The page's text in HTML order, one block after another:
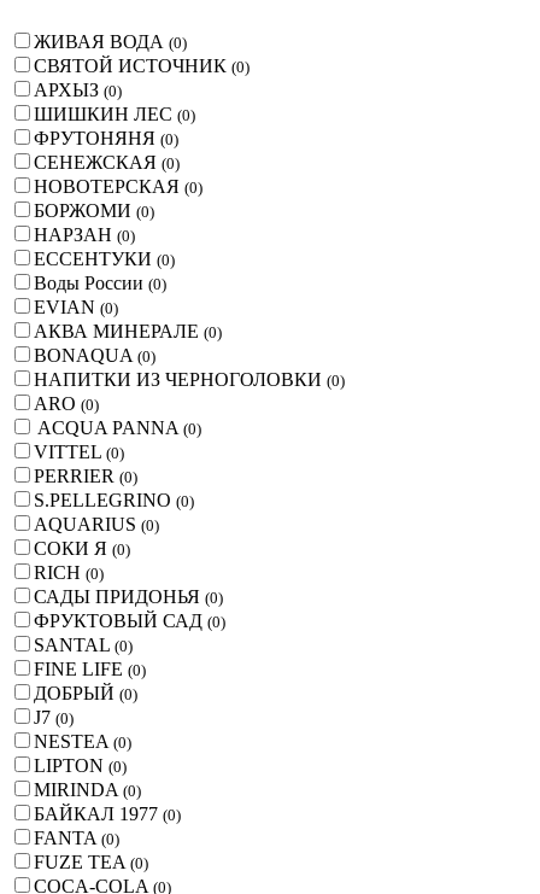
ЖИВАЯ ВОДА (0)
СВЯТОЙ ИСТОЧНИК (0)
АРХЫЗ (0)
ШИШКИН ЛЕС (0)
ФРУТОНЯНЯ (0)
СЕНЕЖСКАЯ (0)
НОВОТЕРСКАЯ (0)
БОРЖОМИ (0)
НАРЗАН (0)
ЕССЕНТУКИ (0)
Воды России (0)
EVIAN (0)
АКВА МИНЕРАЛЕ (0)
BONAQUA (0)
НАПИТКИ ИЗ ЧЕРНОГОЛОВКИ (0)
ARO (0)
ACQUA PANNA (0)
VITTEL (0)
PERRIER (0)
S.PELLEGRINO (0)
AQUARIUS (0)
СОКИ Я (0)
RICH (0)
САДЫ ПРИДОНЬЯ (0)
ФРУКТОВЫЙ САД (0)
SANTAL (0)
FINE LIFE (0)
ДОБРЫЙ (0)
J7 (0)
NESTEA (0)
LIPTON (0)
MIRINDA (0)
БАЙКАЛ 1977 (0)
FANTA (0)
FUZE TEA (0)
COCA-COLA (0)